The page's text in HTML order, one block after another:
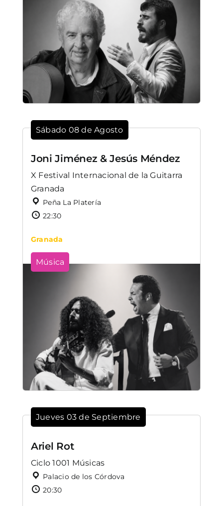
Sábado 08 de Agosto
Joni Jiménez & Jesús Méndez
X Festival Internacional de la Guitarra
Granada
Peña La Platería
22:30
Granada
Música
Jueves 03 de Septiembre
Ariel Rot
Ciclo 1001 Músicas
Palacio de los Córdova
20:30